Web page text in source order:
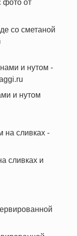
со сметаной
и нутом
сливках и